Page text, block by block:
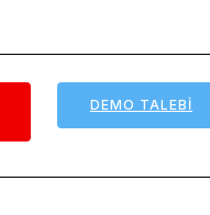
DEMO TALEBI